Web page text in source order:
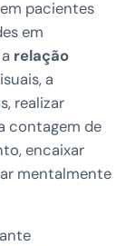
pacientes
em
relação
a
realizar
contagem de
encaixar
mentalmente